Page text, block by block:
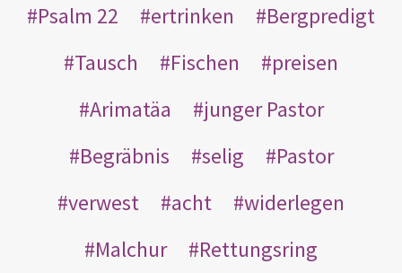
Psalm 22
ertrinken
Bergpredigt
Tausch
Fischen
preisen
Arimatäa
junger Pastor
Begräbnis
selig
Pastor
verwest
acht
widerlegen
Malchur
Rettungsring